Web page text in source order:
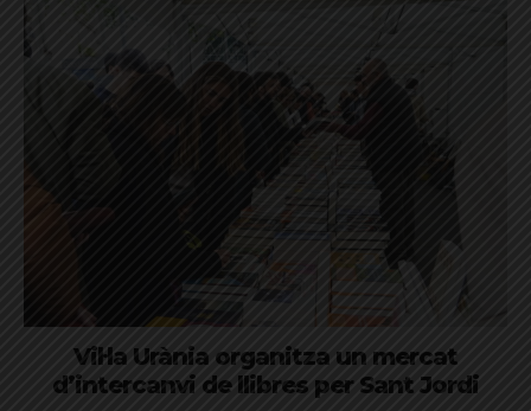
Vil·la Urània organitza un mercat
d’intercanvi de llibres per Sant Jordi